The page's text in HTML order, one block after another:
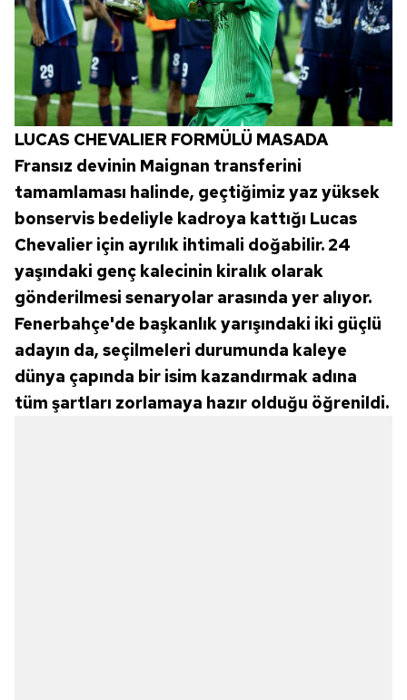
LUCAS CHEVALIER FORMÜLÜ MASADA
Fransız devinin Maignan transferini
tamamlaması halinde, geçtiğimiz yaz yüksek
bonservis bedeliyle kadroya kattığı Lucas
Chevalier için ayrılık ihtimali doğabilir. 24
yaşındaki genç kalecinin kiralık olarak
gönderilmesi senaryolar arasında yer alıyor.
Fenerbahçe'de başkanlık yarışındaki iki güçlü
adayın da, seçilmeleri durumunda kaleye
dünya çapında bir isim kazandırmak adına
tüm şartları zorlamaya hazır olduğu öğrenildi.